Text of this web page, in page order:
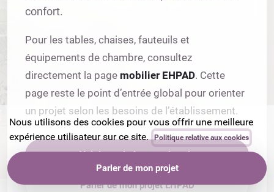
confort.
Pour les tables, chaises, fauteuils et
équipements de chambre, consultez
directement la page mobilier EHPAD. Cette
page reste le point d’entrée global pour orienter
un projet selon les besoins de l’établissement.
Voir les solutions par besoin
Parler de mon projet EHPAD
Parler de mon projet
Nous utilisons des cookies pour vous offrir une meilleure
expérience utilisateur sur ce site.
Politique relative aux cookies
Uniquement les essentiels